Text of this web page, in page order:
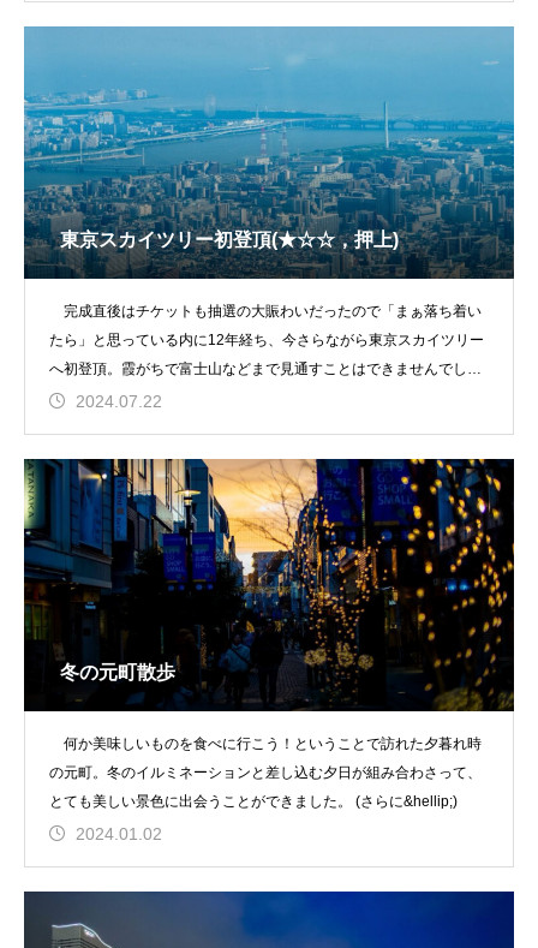
東京スカイツリー初登頂(★☆☆，押上)
完成直後はチケットも抽選の大賑わいだったので「まぁ落ち着い
たら」と思っている内に12年経ち、今さらながら東京スカイツリー
へ初登頂。霞がちで富士山などまで見通すことはできませんでした
が、それなりに大東
2024.07.22
冬の元町散歩
何か美味しいものを食べに行こう！ということで訪れた夕暮れ時
の元町。冬のイルミネーションと差し込む夕日が組み合わさって、
とても美しい景色に出会うことができました。 (さらに&hellip;)
2024.01.02